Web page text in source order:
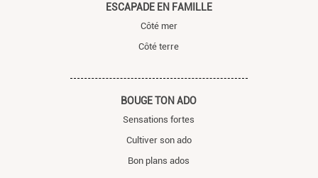
ESCAPADE EN FAMILLE
Côté mer
Côté terre
BOUGE TON ADO
Sensations fortes
Cultiver son ado
Bon plans ados